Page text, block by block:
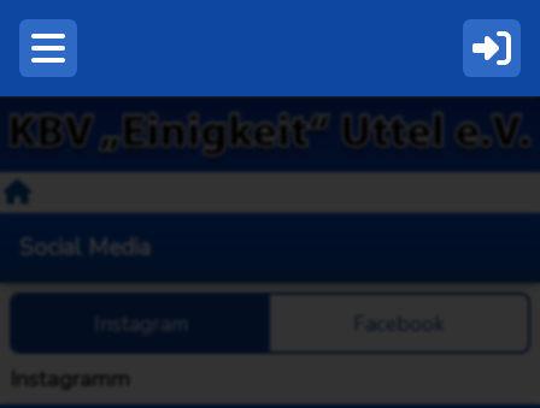
Social Media
Instagram Facebook
Instagramm